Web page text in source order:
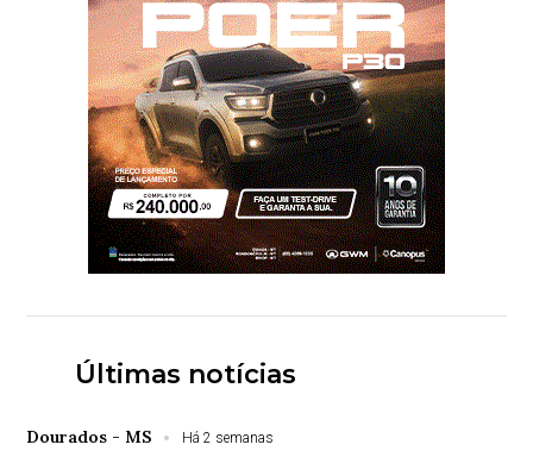
Últimas notícias
Dourados - MS Há 2 semanas